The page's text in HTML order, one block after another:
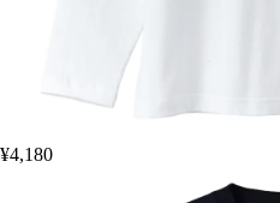
¥4,180